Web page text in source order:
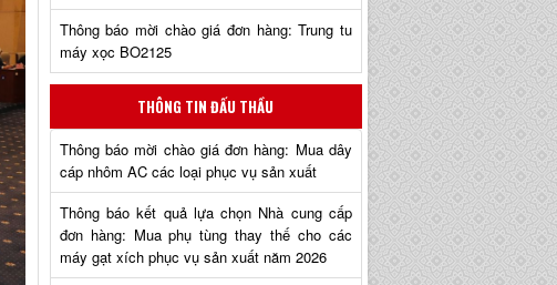
Thông báo mời chào giá đơn hàng: Trung tu
máy xọc BO2125
THÔNG TIN ĐẤU THẦU
Thông báo mời chào giá đơn hàng: Mua dây
cáp nhôm AC các loại phục vụ sản xuất
Thông báo kết quả lựa chọn Nhà cung cấp
đơn hàng: Mua phụ tùng thay thế cho các
máy gạt xích phục vụ sản xuất năm 2026